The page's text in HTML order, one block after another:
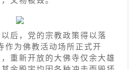
后，党的宗教政策得以落
作为佛教活动场所正式开
重新开放的大佛寺仅余大雄